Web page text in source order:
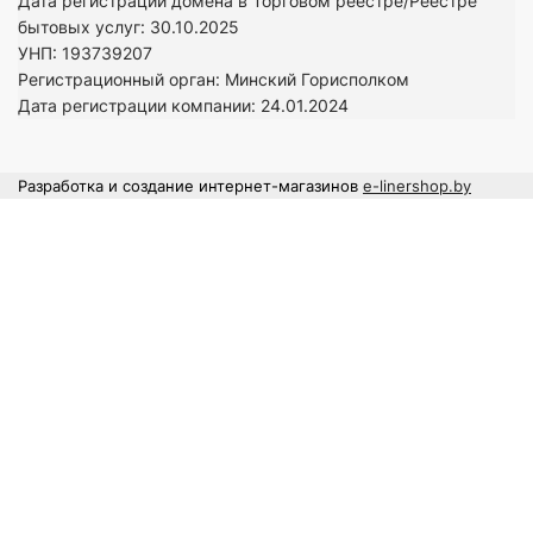
бытовых услуг: 30.10.2025
УНП: 193739207
Регистрационный орган: Минский Горисполком
Дата регистрации компании: 24.01.2024
Разработка и создание интернет-магазинов e-linershop.by